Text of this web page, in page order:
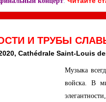
И ТРУБЫ
Cathédrale Saint-Louis
Музыка
войска. В